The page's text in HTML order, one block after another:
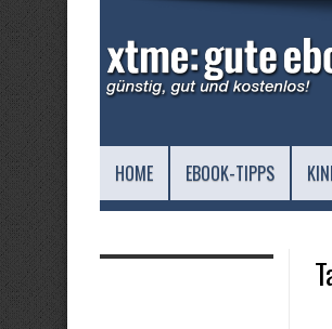
HOME EBOOK-TIPPS